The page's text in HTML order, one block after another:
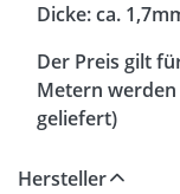
Dicke: ca.
Der Preis gilt
Metern
geliefert)
Hersteller